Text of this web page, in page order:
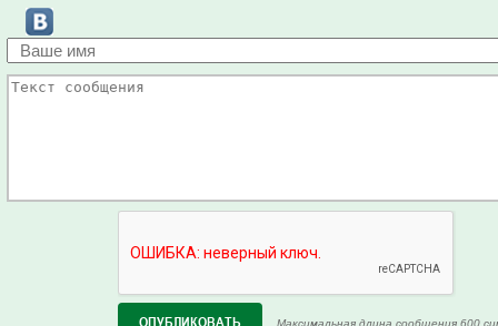
Максимальная длина сообщения 600